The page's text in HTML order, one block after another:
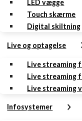
LED vægge
Touch skærme
Digital skiltning
Live og optagelse
Live streaming
Live streaming
Live streaming
Infosystemer